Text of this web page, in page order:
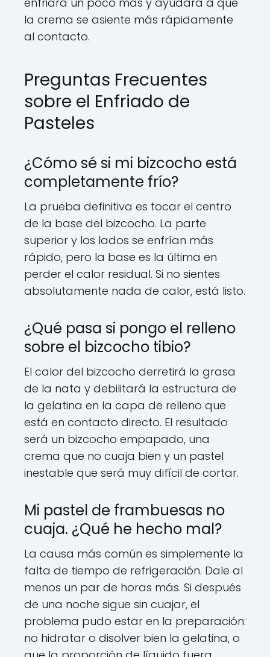
la crema se asiente más rápidamente
al contacto.
Preguntas Frecuentes
sobre el Enfriado de
Pasteles
¿Cómo sé si mi bizcocho está
completamente frío?
La prueba definitiva es tocar el centro
de la base del bizcocho. La parte
superior y los lados se enfrían más
rápido, pero la base es la última en
perder el calor residual. Si no sientes
absolutamente nada de calor, está listo.
¿Qué pasa si pongo el relleno
sobre el bizcocho tibio?
El calor del bizcocho derretirá la grasa
de la nata y debilitará la estructura de
la gelatina en la capa de relleno que
está en contacto directo. El resultado
será un bizcocho empapado, una
crema que no cuaja bien y un pastel
inestable que será muy difícil de cortar.
Mi pastel de frambuesas no
cuaja. ¿Qué he hecho mal?
La causa más común es simplemente la
falta de tiempo de refrigeración. Dale al
menos un par de horas más. Si después
de una noche sigue sin cuajar, el
problema pudo estar en la preparación:
no hidratar o disolver bien la gelatina, o